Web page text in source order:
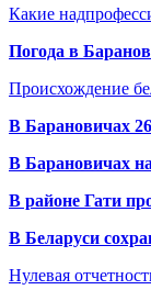
Какие
Погода в
Происхождение
В Барановичах
В Барановичах
В районе Гати
В Беларуси
Нулевая